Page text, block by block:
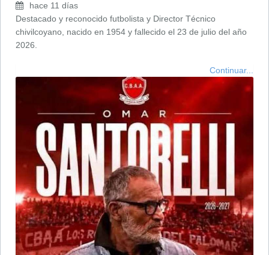
hace 11 días
Destacado y reconocido futbolista y Director Técnico
chivilcoyano, nacido en 1954 y fallecido el 23 de julio del año
2026.
Continuar...